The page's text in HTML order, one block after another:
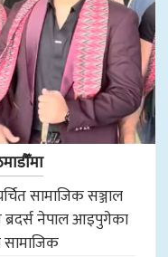
सामाजिक सञ्जाल
ब्रदर्स नेपाल आइपुगेका
सामाजिक